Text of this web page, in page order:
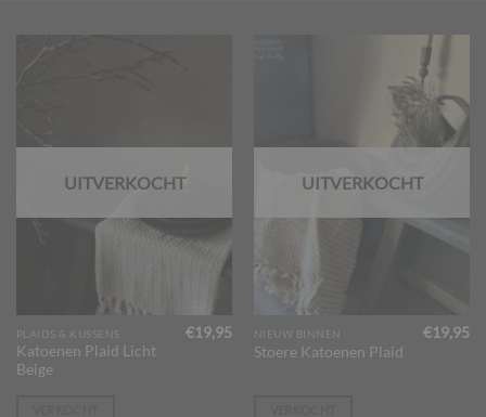
UITVERKOCHT
PLAIDS & KUSSENS
Katoenen Plaid Licht
Beige
€19,95
UITVERKOCHT
NIEUW BINNEN
Stoere Katoenen Plaid
€19,95